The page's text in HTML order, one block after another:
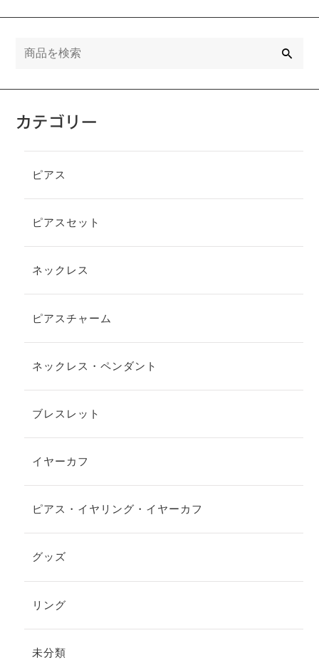
カテゴリー
ピアス
ピアスセット
ネックレス
ピアスチャーム
ネックレス・ペンダント
ブレスレット
イヤーカフ
ピアス・イヤリング・イヤーカフ
グッズ
リング
未分類